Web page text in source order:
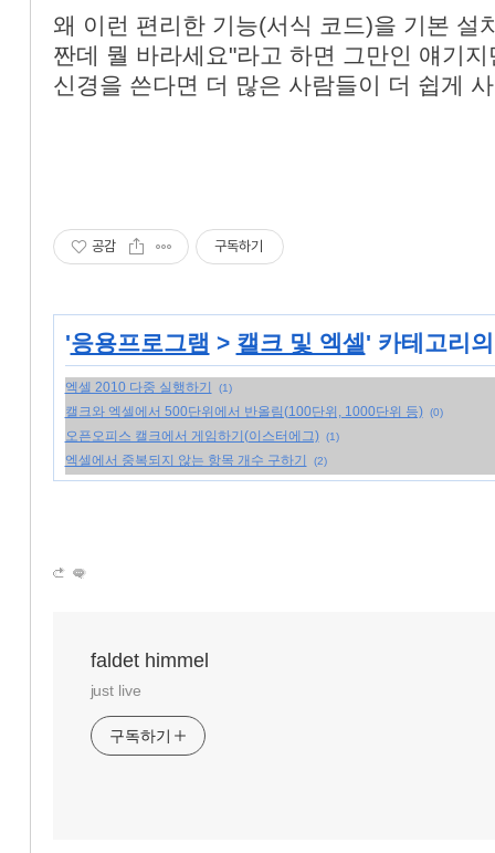
왜 이런 편리한 기능(서식 코드)을 기본 설
짠데 뭘 바라세요"라고 하면 그만인 얘기
신경을 쓴다면 더 많은 사람들이 더 쉽게
공감 구독하기
'응용프로그램 > 캘크 및 엑셀' 카테고리
엑셀 2010 다중 실행하기 (1)
캘크와 엑셀에서 500단위에서 반올림(100단위, 1000단위 등) (0)
오픈오피스 캘크에서 게임하기(이스터에그) (1)
엑셀에서 중복되지 않는 항목 개수 구하기 (2)
faldet himmel
just live
구독하기